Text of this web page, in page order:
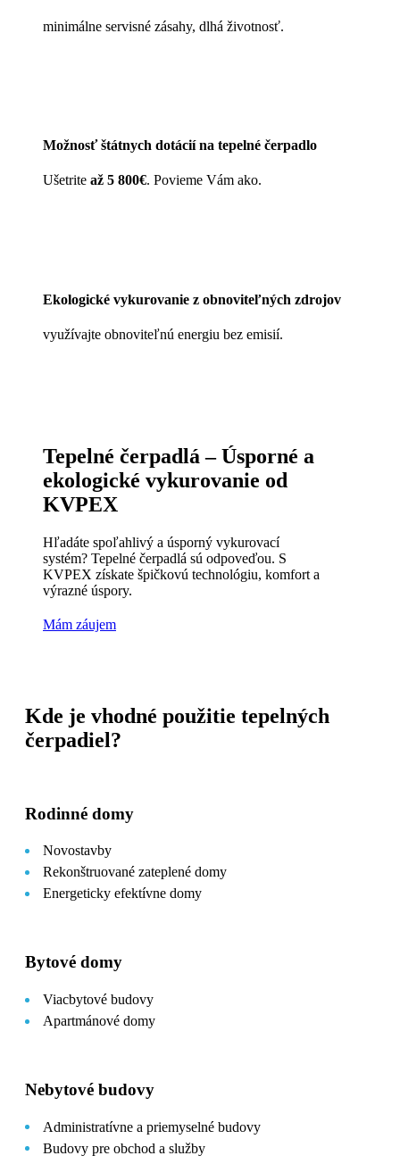
minimálne servisné zásahy, dlhá životnosť.
Možnosť štátnych dotácií na tepelné čerpadlo
Ušetrite až 5 800€. Povieme Vám ako.
Ekologické vykurovanie z obnoviteľných zdrojov
využívajte obnoviteľnú energiu bez emisií.
Tepelné čerpadlá – Úsporné a
ekologické vykurovanie od
KVPEX
Hľadáte spoľahlivý a úsporný vykurovací
systém? Tepelné čerpadlá sú odpoveďou. S
KVPEX získate špičkovú technológiu, komfort a
výrazné úspory.
Mám záujem
Kde je vhodné použitie tepelných
čerpadiel?
Rodinné domy
Novostavby
Rekonštruované zateplené domy
Energeticky efektívne domy
Bytové domy
Viacbytové budovy
Apartmánové domy
Nebytové budovy
Administratívne a priemyselné budovy
Budovy pre obchod a služby